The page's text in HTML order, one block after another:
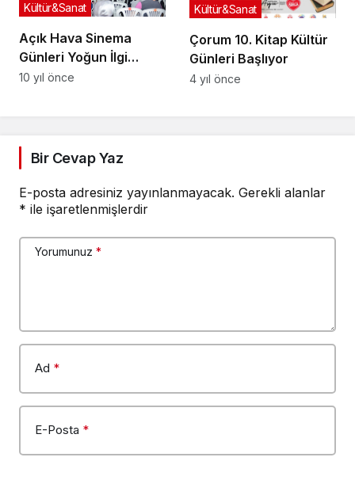
Açık Hava Sinema
Günleri Yoğun İlgi
Gördü
Kültür&Sanat
10 yıl önce
Çorum 10. Kitap Kültür
Günleri Başlıyor
Kültür&Sanat
4 yıl önce
Bir Cevap Yaz
E-posta adresiniz yayınlanmayacak. Gerekli alanlar
* ile işaretlenmişlerdir
Yorumunuz *
Ad *
E-Posta *